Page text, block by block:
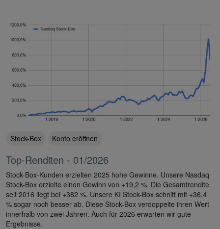
Stock-Box Konto eröffnen
Top-Renditen - 01/2026
Stock-Box-Kunden erzielten 2025 hohe Gewinne. Unsere Nasdaq
Stock-Box erzielte einen Gewinn von +19,2 %. Die Gesamtrendite
seit 2016 liegt bei +382 %. Unsere KI Stock-Box schnitt mit +36,4
% sogar noch besser ab. Diese Stock-Box verdoppelte ihren Wert
innerhalb von zwei Jahren. Auch für 2026 erwarten wir gute
Ergebnisse.